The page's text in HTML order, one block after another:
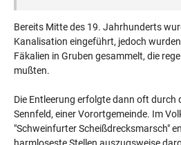
Bereits Mitte des 19. Jahrhunderts
Kanalisation eingeführt, jedoch
Fäkalien in Gruben gesammelt, die
mußten.
Die Entleerung erfolgte dann oft durch
Sennfeld, einer Vorortgemeinde. Im
"Schweinfurter Scheißdrecksmarsch"
harmloseste Stellen auszugsweise